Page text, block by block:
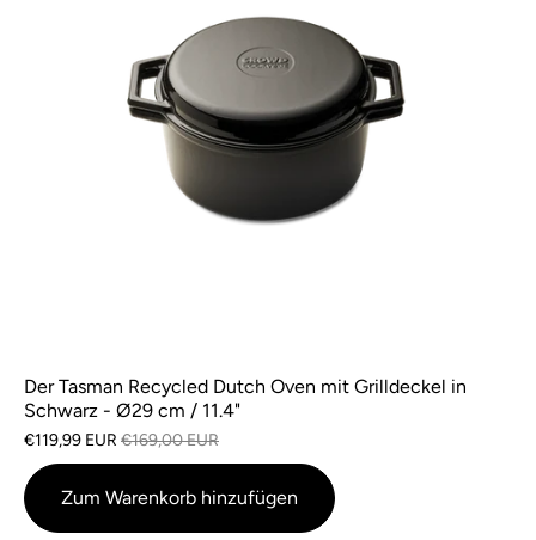
Der Tasman Recycled Dutch Oven mit Grilldeckel in
Schwarz - Ø29 cm / 11.4"
€119,99 EUR €169,00 EUR
Zum Warenkorb hinzufügen